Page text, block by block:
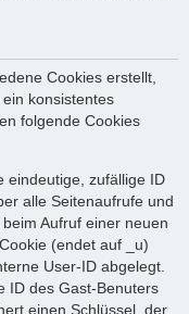
Cookies erstellt,
konsistentes
folgende Cookies
eindeutige, zufällige ID
alle Seitenaufrufe und
Aufruf einer neuen
(endet auf _u)
User-ID abgelegt.
ID des Gast-Benuters
einen Schlüssel, der